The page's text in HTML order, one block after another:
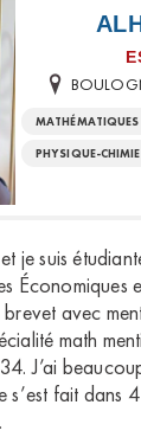
MATHÉMATIQUES
PHYSIQUE-CHIMIE
je suis
Économiques
brevet avec
math
J’ai
fait dans